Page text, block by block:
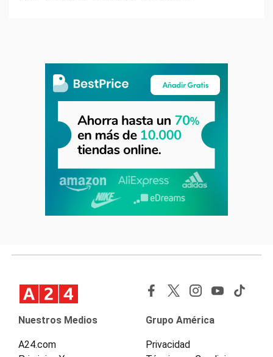
Nuestros Medios
A24.com
Grupo América
Privacidad